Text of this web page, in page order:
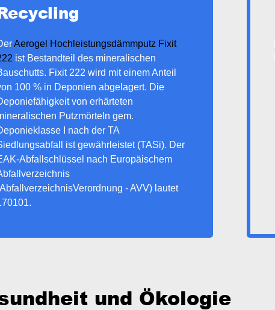
Aerogel Hochleistungsdämmputz Fixit
ist Bestandteil des mineralischen
Fixit 222 wird mit einem Anteil
100 % in Deponien abgelagert. Die
von erhärteten
Putzmörteln gem.
I nach der TA
ist gewährleistet (TASi). Der
Abfallschlüssel nach Europäischem
- AVV) lautet
und Ökologie